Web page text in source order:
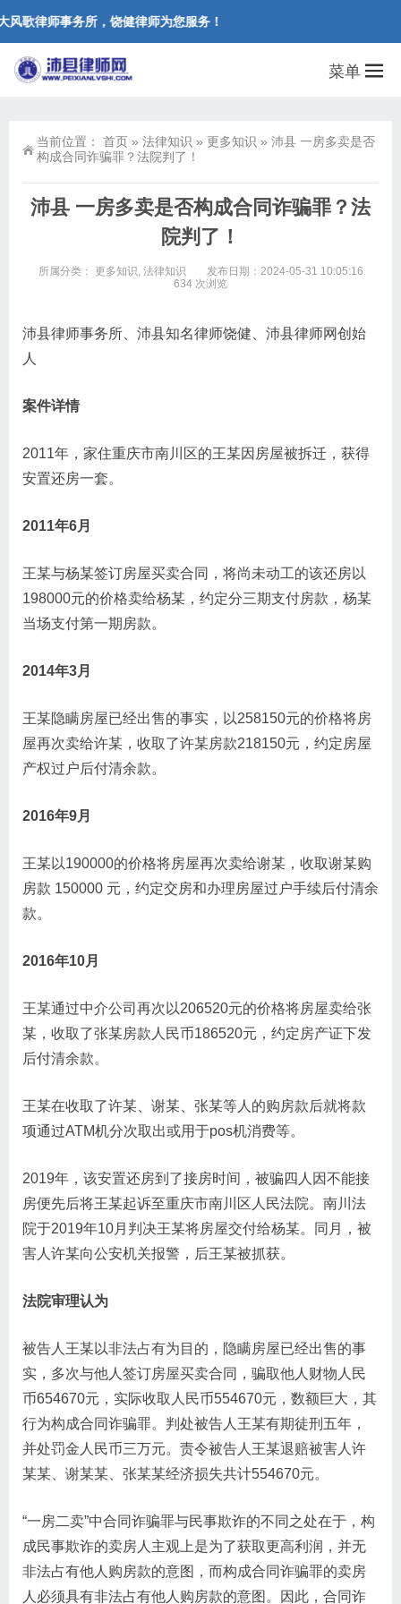
歌律师事务所，饶健律师为您服务！
菜单
当前位置： 首页 » 法律知识 » 更多知识 » 沛县 一房多卖是否
构成合同诈骗罪？法院判了！
沛县 一房多卖是否构成合同诈骗罪？法
院判了！
所属分类： 更多知识, 法律知识
发布日期：2024-05-31 10:05:16
634 次浏览
沛县律师事务所、沛县知名律师饶健、沛县律师网创始
人
案件详情
2011年，家住重庆市南川区的王某因房屋被拆迁，获得
安置还房一套。
2011年6月
王某与杨某签订房屋买卖合同，将尚未动工的该还房以
198000元的价格卖给杨某，约定分三期支付房款，杨某
当场支付第一期房款。
2014年3月
王某隐瞒房屋已经出售的事实，以258150元的价格将房
屋再次卖给许某，收取了许某房款218150元，约定房屋
产权过户后付清余款。
2016年9月
王某以190000的价格将房屋再次卖给谢某，收取谢某购
房款 150000 元，约定交房和办理房屋过户手续后付清余
款。
2016年10月
王某通过中介公司再次以206520元的价格将房屋卖给张
某，收取了张某房款人民币186520元，约定房产证下发
后付清余款。
王某在收取了许某、谢某、张某等人的购房款后就将款
项通过ATM机分次取出或用于pos机消费等。
2019年，该安置还房到了接房时间，被骗四人因不能接
房便先后将王某起诉至重庆市南川区人民法院。南川法
院于2019年10月判决王某将房屋交付给杨某。同月，被
害人许某向公安机关报警，后王某被抓获。
法院审理认为
被告人王某以非法占有为目的，隐瞒房屋已经出售的事
实，多次与他人签订房屋买卖合同，骗取他人财物人民
币654670元，实际收取人民币554670元，数额巨大，其
行为构成合同诈骗罪。判处被告人王某有期徒刑五年，
并处罚金人民币三万元。责令被告人王某退赔被害人许
某某、谢某某、张某某经济损失共计554670元。
“一房二卖”中合同诈骗罪与民事欺诈的不同之处在于，构
成民事欺诈的卖房人主观上是为了获取更高利润，并无
非法占有他人购房款的意图，而构成合同诈骗罪的卖房
人必须具有非法占有他人购房款的意图。因此，合同诈